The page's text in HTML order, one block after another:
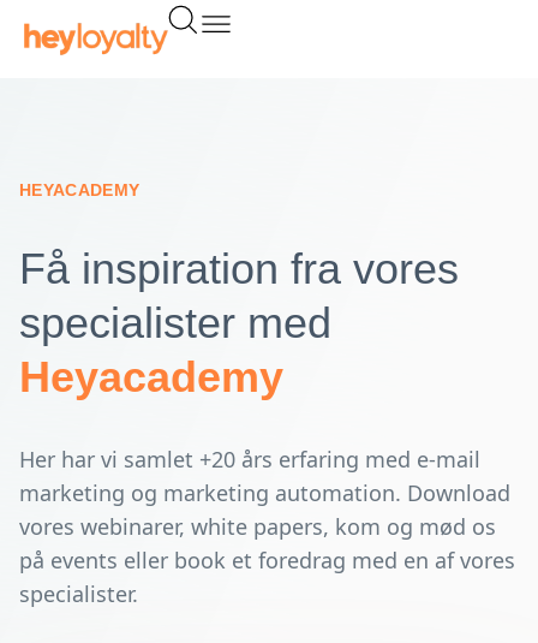
HEYACADEMY
Få inspiration fra vores
specialister med
Heyacademy
Her har vi samlet +20 års erfaring med e-mail
marketing og marketing automation. Download
vores webinarer, white papers, kom og mød os
på events eller book et foredrag med en af vores
specialister.